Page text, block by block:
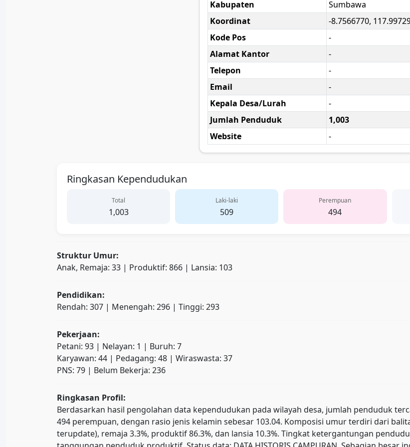
Kabupaten
Sumbawa
Koordinat
-8.7566770,
Kode Pos
-
Alamat Kantor
-
Telepon
-
Email
-
Kepala Desa/Lurah
-
Jumlah Penduduk
1,003
Website
-
Ringkasan Kependudukan
Total
1,003
Laki-laki
509
Perempuan
494
Struktur Umur:
Anak, Remaja: 33 | Produktif: 866 | Lansia: 103
Pendidikan:
Rendah: 307 | Menengah: 296 | Tinggi: 293
Pekerjaan:
Petani: 93 | Nelayan: 1 | Buruh: 7
Karyawan: 44 | Pedagang: 48 | Wiraswasta: 37
PNS: 79 | Belum Bekerja: 236
Ringkasan Profil:
Berdasarkan hasil pengolahan data kependudukan pada wilayah desa, jumlah penduduk
494 perempuan, dengan rasio jenis kelamin sebesar 103.04. Komposisi umur terdiri dari
terupdate), remaja 3.3%, produktif 86.3%, dan lansia 10.3%. Tingkat ketergantungan